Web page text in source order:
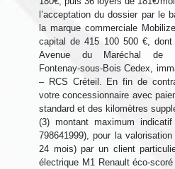
l’acceptation du dossier par le
la marque commerciale
capital de 415 100 500 €,
Avenue du Maréchal de
Fontenay‑sous‑Bois Cedex,
– RCS Créteil. En fin de
votre concessionnaire avec
standard et des kilomètres
(3) montant maximum
798641999), pour la
24 mois) par un client
électrique M1 Renault éco-